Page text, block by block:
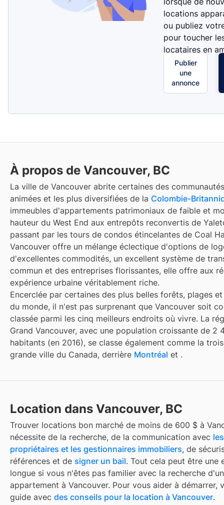
locations
ou publiez
pour toucher
locataires en
Publier
une
annonce
À propos de Vancouver, BC
La ville de Vancouver abrite certaines des
animées et les plus diversifiées de la Colombie-
immeubles d'appartements patrimoniaux de faible et
hauteur du West End aux entrepôts reconvertis de
passant par les tours de condos étincelantes de Coal
Vancouver offre un mélange éclectique d'options de
d'excellentes commodités, un excellent système de
commun et des entreprises florissantes, elle offre aux
expérience urbaine véritablement riche.
Encerclée par certaines des plus belles forêts, plages
du monde, il n'est pas surprenant que Vancouver soit
classée parmi les cinq meilleurs endroits où vivre. La
Grand Vancouver, avec une population croissante de 2
habitants (en 2016), se classe également comme la
grande ville du Canada, derrière Montréal et .
Location dans Vancouver, BC
Trouver locations bon marché de moins de 600 $ à
nécessite de la recherche, de la communication avec les
propriétaires et les gestionnaires immobiliers, de
références et de signer un bail. Tout cela peut être une
longue si vous n'êtes pas familier avec la recherche d'un
appartement à Vancouver. Pour vous aider à démarrer,
guide avec des conseils pour la location à Vancouver.